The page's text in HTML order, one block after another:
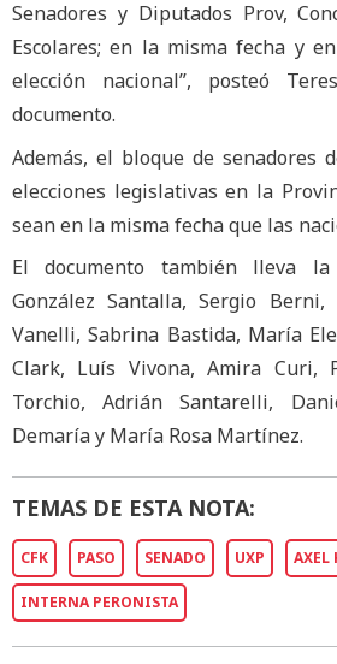
Senadores y Diputados Prov,
Escolares; en la misma fecha y
elección nacional”, posteó
documento.
Además, el bloque de senadores
elecciones legislativas en la
sean en la misma fecha que las
El documento también lleva
González Santalla, Sergio Berni,
Vanelli, Sabrina Bastida, María
Clark, Luís Vivona, Amira Curi,
Torchio, Adrián Santarelli,
Demaría y María Rosa Martínez.
TEMAS DE ESTA NOTA:
CFK PASO SENADO UXP AXEL
INTERNA PERONISTA